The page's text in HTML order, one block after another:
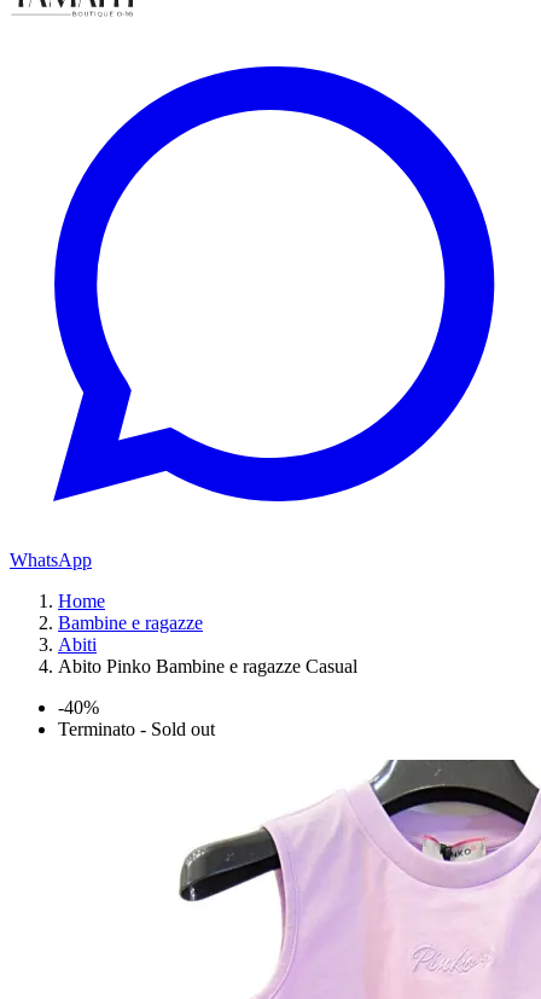
WhatsApp
Home
Bambine e ragazze
Abiti
Abito Pinko Bambine e ragazze Casual
-40%
Terminato - Sold out